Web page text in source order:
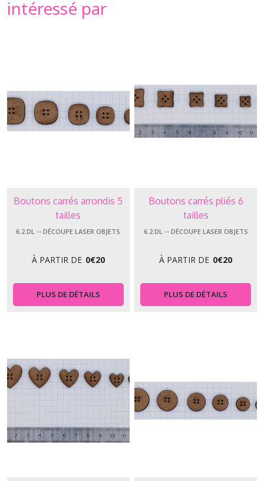
intéressé par
Boutons carrés arrondis 5
tailles
6.2.DL -- DÉCOUPE LASER OBJETS
À PARTIR DE 0€20
PLUS DE DÉTAILS
Boutons carrés pliés 6
tailles
6.2.DL -- DÉCOUPE LASER OBJETS
À PARTIR DE 0€20
PLUS DE DÉTAILS